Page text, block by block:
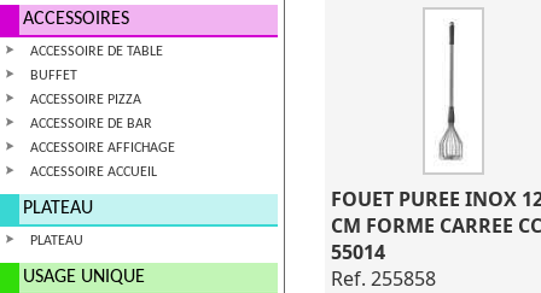
ACCESSOIRES
ACCESSOIRE DE TABLE
BUFFET
ACCESSOIRE PIZZA
ACCESSOIRE DE BAR
ACCESSOIRE AFFICHAGE
ACCESSOIRE ACCUEIL
PLATEAU
PLATEAU
USAGE UNIQUE
FOUET PUREE INOX
CM FORME CARREE CC
55014
Ref. 255858